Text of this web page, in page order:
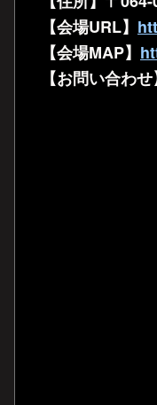
【会場URL】
【会場MAP】
【お問い合わせ